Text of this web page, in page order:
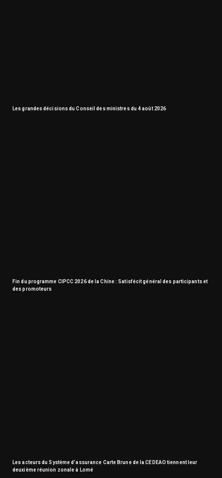
Les grandes décisions du Conseil des ministres du 4 août 2026
Fin du programme CIPCC 2026 de la Chine : Satisfécit général des participants et
des promoteurs
Les acteurs du Système d’assurance Carte Brune de la CEDEAO tiennent leur
deuxième réunion zonale à Lomé